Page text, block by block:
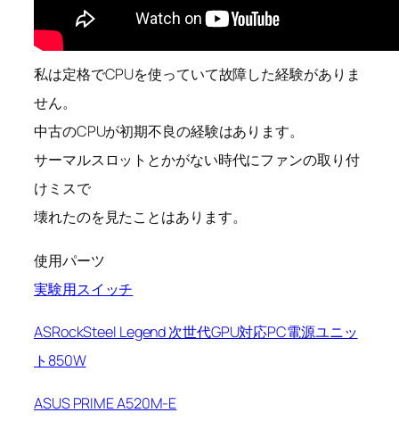
私は定格でCPUを使っていて故障した経験がありま
せん。
中古のCPUが初期不良の経験はあります。
サーマルスロットとかがない時代にファンの取り付
けミスで
壊れたのを見たことはあります。
使用パーツ
実験用スイッチ
ASRockSteel Legend 次世代GPU対応PC電源ユニッ
ト850W
ASUS PRIME A520M-E